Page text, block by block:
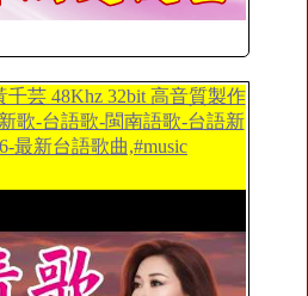
千芸 48Khz 32bit 高音質製作
歌-台語歌-閩南語歌-台語新
最新台語歌曲,#music